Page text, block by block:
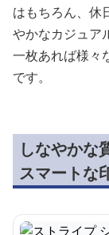
はもちろん、休
やかなカジュア
一枚あれば様々
です。
しなやかな
スマートな